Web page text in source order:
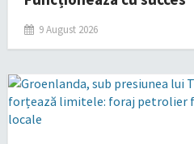
9 August 2026